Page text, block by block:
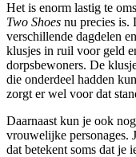
Het is enorm lastig te
Two Shoes nu precies is.
verschillende dagdelen
klusjes in ruil voor geld
dorpsbewoners. De
die onderdeel hadden
zorgt er wel voor dat
Daarnaast kun je ook
vrouwelijke personages.
dat betekent soms dat je